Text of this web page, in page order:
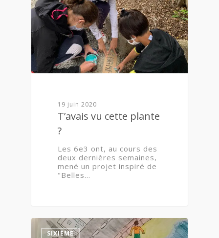
19 juin 2020
T’avais vu cette plante
?
Les 6e3 ont, au cours des
deux dernières semaines,
mené un projet inspiré de
"Belles…
SIXIÈME 0